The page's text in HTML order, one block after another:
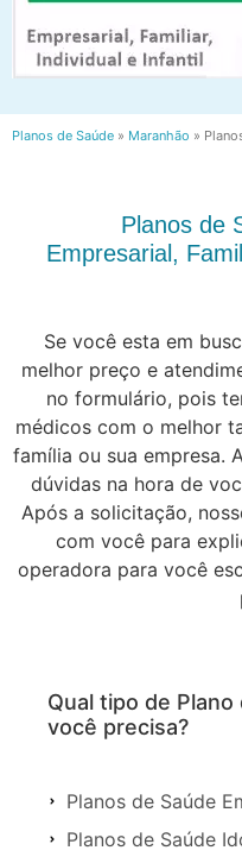
Planos de Saúde » Maranhão »
Planos de
Empresarial,
Se você esta em
melhor preço e
no formulário, pois
médicos com o melhor
família ou sua empresa.
dúvidas na hora de
Após a solicitação,
com você para
operadora para você
Qual tipo de Plano
você precisa?
Planos de Saúde
Planos de Saúde